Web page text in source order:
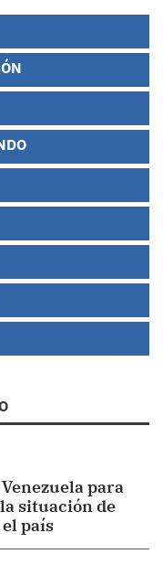
para
situación de
país